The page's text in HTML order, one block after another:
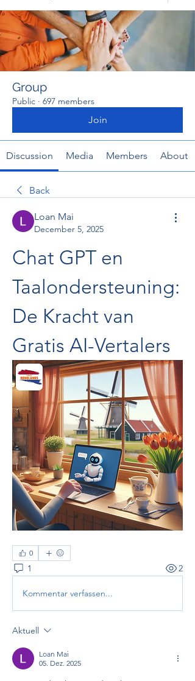
Group
Public · 697 members
Join
Discussion Media Members About
Back
Loan Mai
December 5, 2025
Chat GPT en
Taalondersteuning:
De Kracht van
Gratis AI-Vertalers
0
1 2
Kommentar verfassen...
Aktuell
Loan Mai
05. Dez. 2025